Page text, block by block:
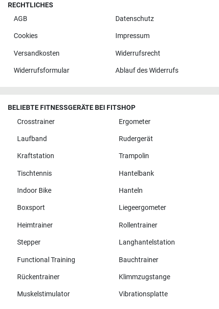
RECHTLICHES
AGB
Datenschutz
Cookies Impressum
Versandkosten Widerrufsrecht
Widerrufsformular Ablauf des Widerrufs
BELIEBTE FITNESSGERÄTE BEI FITSHOP
Crosstrainer
Ergometer
Laufband Rudergerät
Kraftstation Trampolin
Tischtennis Hantelbank
Indoor Bike Hanteln
Boxsport Liegeergometer
Heimtrainer Rollentrainer
Stepper Langhantelstation
Functional Training Bauchtrainer
Rückentrainer Klimmzugstange
Muskelstimulator Vibrationsplatte